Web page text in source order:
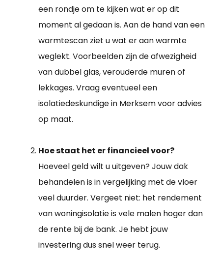
een rondje om te kijken wat er op dit
moment al gedaan is. Aan de hand van een
warmtescan ziet u wat er aan warmte
weglekt. Voorbeelden zijn de afwezigheid
van dubbel glas, verouderde muren of
lekkages. Vraag eventueel een
isolatiedeskundige in Merksem voor advies
op maat.
Hoe staat het er financieel voor?
Hoeveel geld wilt u uitgeven? Jouw dak
behandelen is in vergelijking met de vloer
veel duurder. Vergeet niet: het rendement
van woningisolatie is vele malen hoger dan
de rente bij de bank. Je hebt jouw
investering dus snel weer terug.